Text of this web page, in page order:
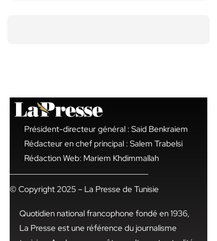
Président-directeur général : Said Benkraiem
Rédacteur en chef principal : Salem Trabelsi
Rédaction Web: Mariem Khdimmallah
© Copyright 2025 – La Presse de Tunisie
Quotidien national francophone fondé en 1936,
La Presse est une référence du journalisme